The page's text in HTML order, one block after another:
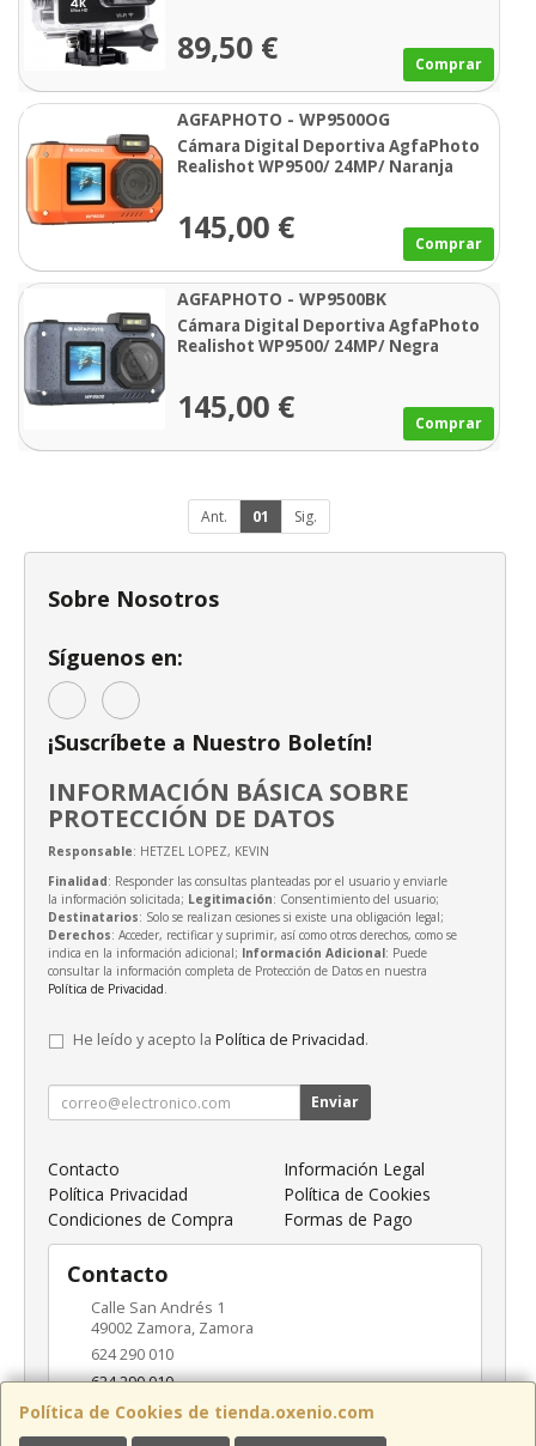
89,50 € Comprar
AGFAPHOTO - WP9500OG
Cámara Digital Deportiva AgfaPhoto
Realishot WP9500/ 24MP/ Naranja
145,00 € Comprar
AGFAPHOTO - WP9500BK
Cámara Digital Deportiva AgfaPhoto
Realishot WP9500/ 24MP/ Negra
145,00 € Comprar
Ant. 01 Sig.
Política de Cookies de tienda.oxenio.com
Sobre Nosotros
Síguenos en:
¡Suscríbete a Nuestro Boletín!
INFORMACIÓN BÁSICA SOBRE
PROTECCIÓN DE DATOS
Responsable: HETZEL LOPEZ, KEVIN
Finalidad: Responder las consultas planteadas por el usuario y enviarle
la información solicitada; Legitimación: Consentimiento del usuario;
Destinatarios: Solo se realizan cesiones si existe una obligación legal;
Derechos: Acceder, rectificar y suprimir, así como otros derechos, como se
indica en la información adicional; Información Adicional: Puede
consultar la información completa de Protección de Datos en nuestra
Política de Privacidad.
He leído y acepto la Política de Privacidad.
Enviar
Contacto
Información Legal
Política Privacidad
Política de Cookies
Condiciones de Compra
Formas de Pago
Contacto
Calle San Andrés 1
49002 Zamora, Zamora
624 290 010
624 290 010
info@oxenio.com